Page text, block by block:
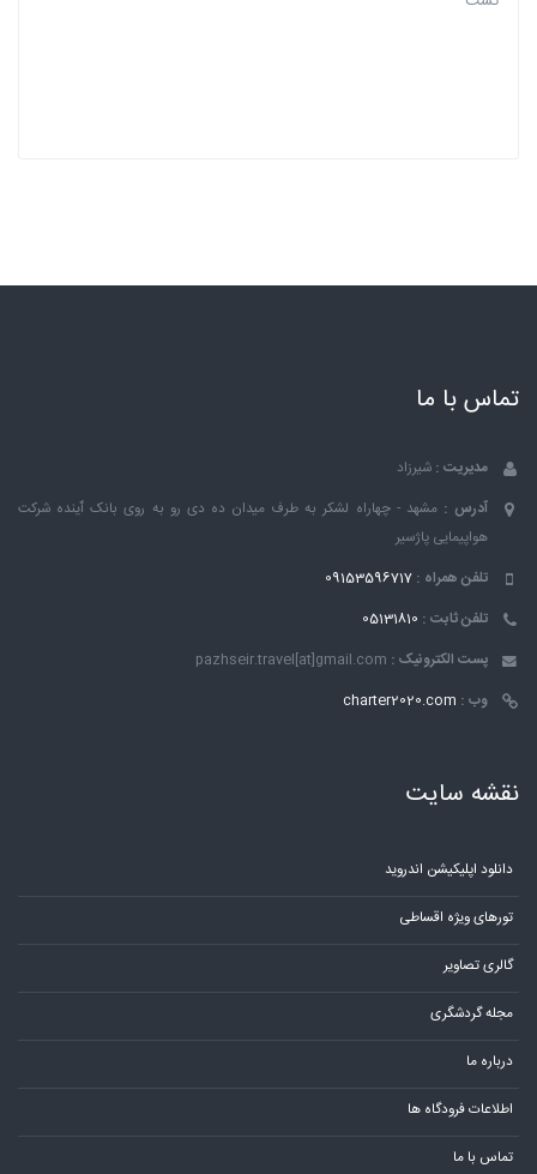
تماس با ما
مدیریت : شیرزاد
آدرس : مشهد - چهاراه لشکر به طرف میدان ده دی رو به روی بانک ٱینده شرکت
هواپیمایی پاژسیر
تلفن همراه : 09153596717
تلفن ثابت : 05131810
پست الکترونیک : pazhseir.travel[at]gmail.com
وب : charter2020.com
نقشه سایت
دانلود اپلیکیشن اندروید
تورهای ویژه اقساطی
گالری تصاویر
مجله گردشگری
درباره ما
اطلاعات فرودگاه ها
تماس با ما